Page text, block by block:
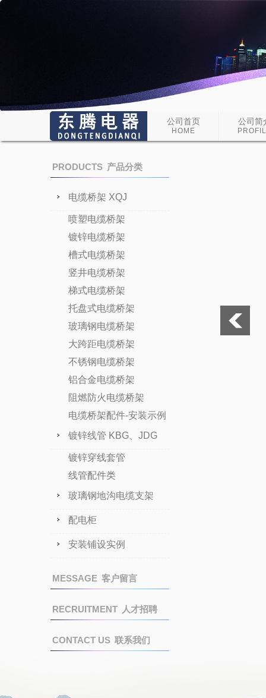
公司首页
HOME
公司简
PRODUCTS 产品分类
电缆桥架 XQJ
喷塑电缆桥架
镀锌电缆桥架
槽式电缆桥架
竖井电缆桥架
梯式电缆桥架
托盘式电缆桥架
玻璃钢电缆桥架
大跨距电缆桥架
不锈钢电缆桥架
铝合金电缆桥架
阻燃防火电缆桥架
电缆桥架配件-安装示例
镀锌线管 KBG、JDG
镀锌穿线套管
线管配件类
玻璃钢地沟电缆支架
配电柜
安装铺设实例
MESSAGE 客户留言
RECRUITMENT 人才招聘
CONTACT US 联系我们